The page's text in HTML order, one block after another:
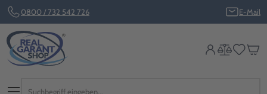
0800 / 732 542 726 E-Mail